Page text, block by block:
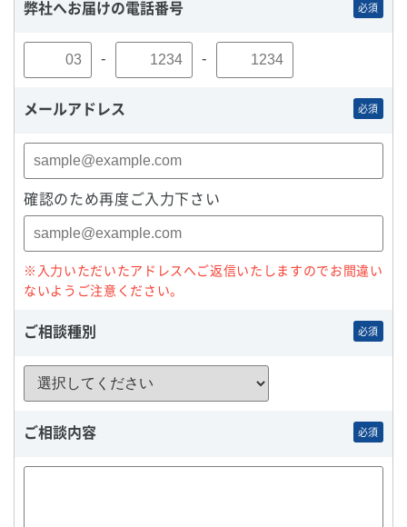
弊社へお届けの電話番号 必須
- -
メールアドレス 必須
確認のため再度ご入力下さい
※入力いただいたアドレスへご返信いたしますのでお間違い
ないようご注意ください。
ご相談種別 必須
ご相談内容 必須